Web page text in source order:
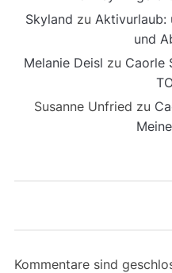
Skyland zu Aktivurlaub:
und
Melanie Deisl zu Caorle
Susanne Unfried zu
Kommentare sind